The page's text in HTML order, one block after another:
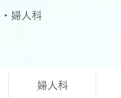
婦人科
婦人科